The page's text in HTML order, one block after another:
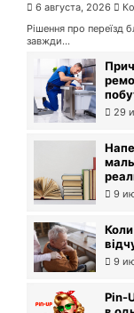
6 августа, 2026
Рішення про переїзд
завжди...
29
9
9
Pin-